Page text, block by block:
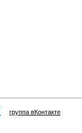
группа вКонтакте